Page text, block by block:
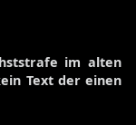
im alten
Text der einen